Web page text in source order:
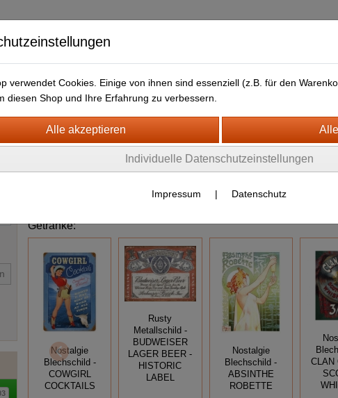
Kontakt LIEFERFRISTEN ANFAHRTSWEG-GOOGLE MAP
BLECH- + HOLZSCHILDER-MAGNETE
BLECHSCHILDER CA. 30 X 40 CM
Getränke:
Nostalgie
Blechschild -
COWGIRL
COCKTAILS
Rusty
Metallschild -
BUDWEISER
LAGER BEER -
HISTORIC
LABEL
Nostalgie
Blechschild -
ABSINTHE
ROBETTE
CLAN
verwendet Cookies. Einige von ihnen sind essenziell (z.B. für den
diesen Shop und Ihre Erfahrung zu verbessern.
Individuelle Datenschutzeinstellungen
Impressum | Datenschutz